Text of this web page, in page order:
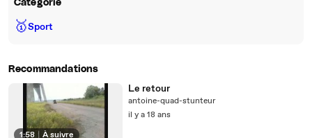
Catégorie
🥇Sport
Recommandations
1:58 À suivre
Le retour
antoine-quad-stunteur
il y a 18 ans